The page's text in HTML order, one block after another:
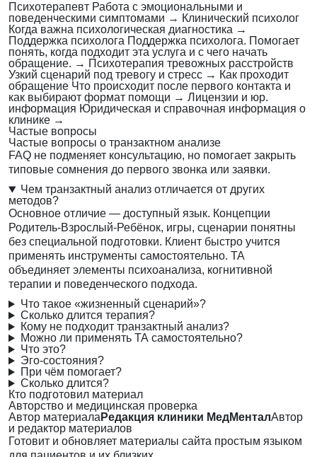
Психотерапевт Работа с эмоциональными и
поведенческими симптомами → Клинический психолог
Когда важна психологическая диагностика →
Поддержка психолога Поддержка психолога. Помогает
понять, когда подходит эта услуга и с чего начать
обращение. → Психотерапия тревожных расстройств
Узкий сценарий под тревогу и стресс → Как проходит
обращение Что происходит после первого контакта и
как выбирают формат помощи → Лицензии и юр.
информация Юридическая и справочная информация о
клинике →
Частые вопросы
Частые вопросы о транзактном анализе
FAQ не подменяет консультацию, но помогает закрыть
типовые сомнения до первого звонка или заявки.
Чем транзактный анализ отличается от других
методов?
Основное отличие — доступный язык. Концепции
Родитель-Взрослый-Ребёнок, игры, сценарии понятны
без специальной подготовки. Клиент быстро учится
применять инструменты самостоятельно. ТА
объединяет элементы психоанализа, когнитивной
терапии и поведенческого подхода.
Что такое «жизненный сценарий»?
Сколько длится терапия?
Кому не подходит транзактный анализ?
Можно ли применять ТА самостоятельно?
Что это?
Эго-состояния?
При чём помогает?
Сколько длится?
Кто подготовил материал
Авторство и медицинская проверка
Автор материала Редакция клиники МедМенталАвтор
и редактор материалов
Готовит и обновляет материалы сайта простым языком